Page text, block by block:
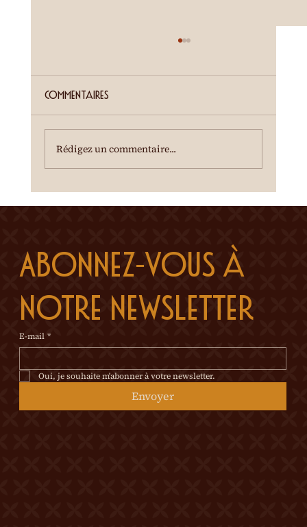
Abonnez-vous à
notre newsletter
E-mail *
Oui, je souhaite m'abonner à votre newsletter.
Envoyer
Cour de la Ferme du Château Mercier
Entrée gratuite Restauration dès 19h00
Commentaires
Rédigez un commentaire...